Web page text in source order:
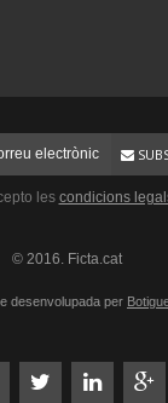
les condicions
© 2016. Ficta.cat
desenvolupada per